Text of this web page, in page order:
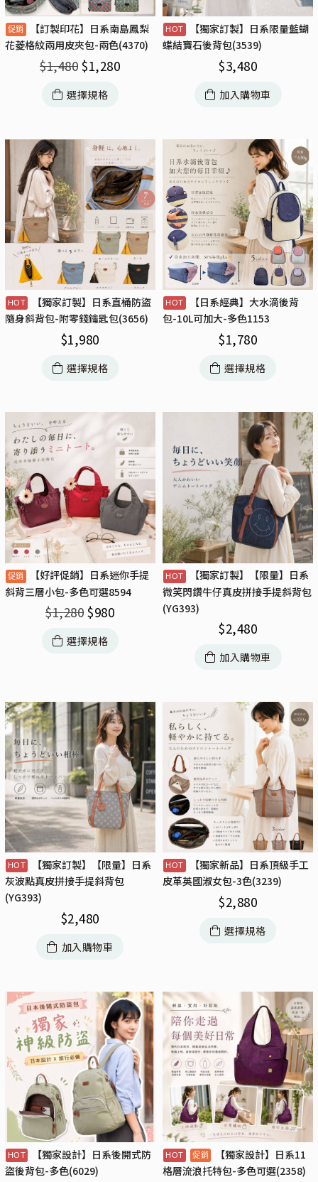
【訂製印花】日系南島鳳梨
花菱格紋兩用皮夾包-兩色(4370)
$1,480 $1,280
選擇規格
【獨家訂製】日系限量藍蝴
蝶結寶石後背包(3539)
$3,480
加入購物車
【獨家訂製】日系直桶防盜
隨身斜背包-附零錢鑰匙包(3656)
$1,980
選擇規格
【日系經典】大水滴後背
包-10L可加大-多色1153
$1,780
選擇規格
【好評促銷】日系迷你手提
斜背三層小包-多色可選8594
$1,280 $980
選擇規格
【獨家訂製】【限量】日系
微笑閃鑽牛仔真皮拼接手提斜背包
(YG393)
$2,480
加入購物車
【獨家訂製】【限量】日系
灰波點真皮拼接手提斜背包
(YG393)
$2,480
加入購物車
【獨家新品】日系頂級手工
皮革英國淑女包-3色(3239)
$2,880
選擇規格
【獨家設計】日系後開式防
盜後背包-多色(6029)
【獨家設計】日系11
格層流浪托特包-多色可選(2358)